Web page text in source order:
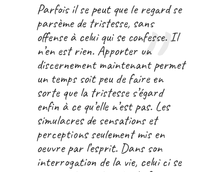
Parfois il se peut que le regard se
parsème de tristesse, sans
offense à celui qui se confesse. Il
n’en est rien. Apporter un
discernement maintenant permet
un temps soit peu de faire en
sorte que la tristesse s’égard
enfin à ce qu’elle n’est pas. Les
simulacres de sensations et
perceptions seulement mis en
oeuvre par l’esprit. Dans son
interrogation de la vie, celui ci se